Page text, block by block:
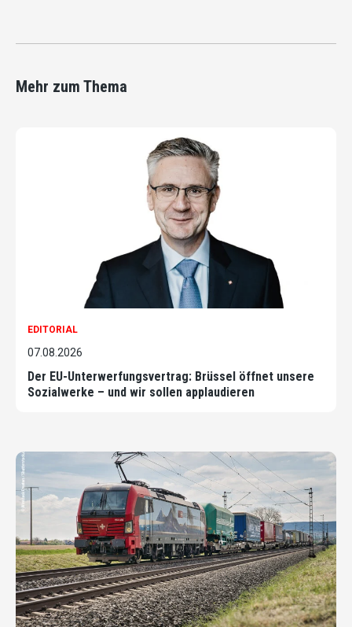
Mehr zum Thema
EDITORIAL
07.08.2026
Der EU-Unterwerfungsvertrag: Brüssel öffnet unsere
Sozialwerke – und wir sollen applaudieren